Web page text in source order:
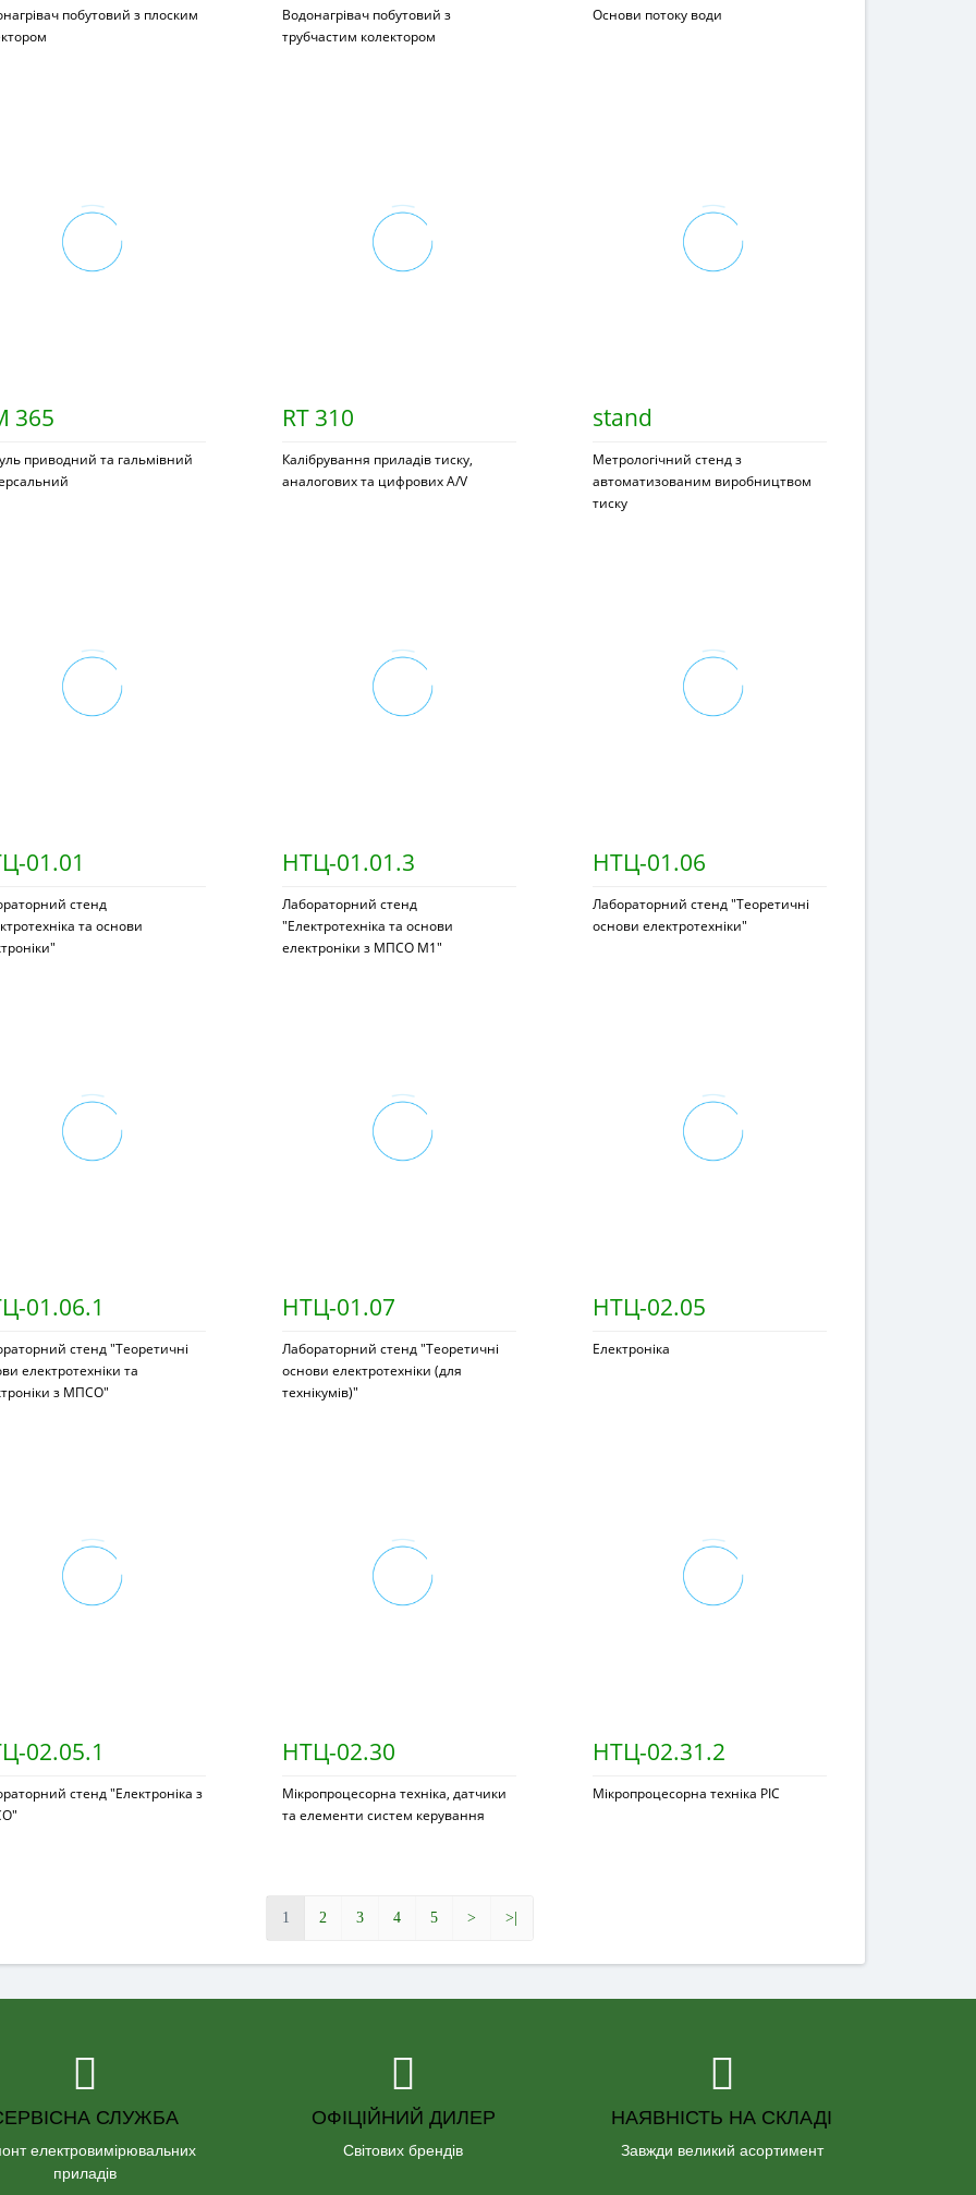
побутовий з плоским
Водонагрівач побутовий з
трубчастим колектором
Основи потоку води
365
приводний та гальмівний
RT 310
Калібрування приладів тиску,
аналогових та цифрових A/V
stand
Метрологічний стенд з
автоматизованим виробництвом
тиску
01.01
стенд
та основи
НТЦ-01.01.3
Лабораторний стенд
"Електротехніка та основи
електроніки з МПСО М1"
НТЦ-01.06
Лабораторний стенд "Теоретичні
основи електротехніки"
01.06.1
стенд "Теоретичні
електротехніки та
з МПСО"
НТЦ-01.07
Лабораторний стенд "Теоретичні
основи електротехніки (для
технікумів)"
НТЦ-02.05
Електроніка
02.05.1
стенд "Електроніка з
НТЦ-02.30
Мікропроцесорна техніка, датчики
та елементи систем керування
НТЦ-02.31.2
Мікропроцесорна техніка PIC
1 2 3 4 5 > >|
СЛУЖБА
електровимірювальних
приладів
ОФІЦІЙНИЙ ДИЛЕР
Світових брендів
НАЯВНІСТЬ НА СКЛАДІ
Завжди великий асортимент